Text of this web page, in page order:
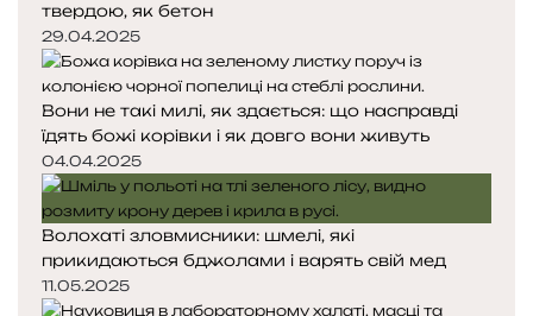
и
с
т
о
р
і
н
к
а
с
т
о
р
і
н
к
а
твердою, як бетон
29.04.2025
Вони не такі милі, як здається: що насправді
їдять божі корівки і як довго вони живуть
04.04.2025
Волохаті зловмисники: шмелі, які
прикидаються бджолами і варять свій мед
11.05.2025